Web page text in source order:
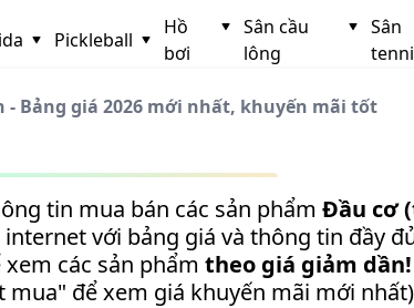
Pickleball
Hồ
bơi
Sân cầu
lông
Sân
- Bảng giá 2026 mới nhất, khuyến mãi tốt
tin mua bán các sản phẩm Đầu cơ
với bảng giá và thông tin đầy
các sản phẩm theo giá giảm dần!
mua" để xem giá khuyến mãi mới nhất)